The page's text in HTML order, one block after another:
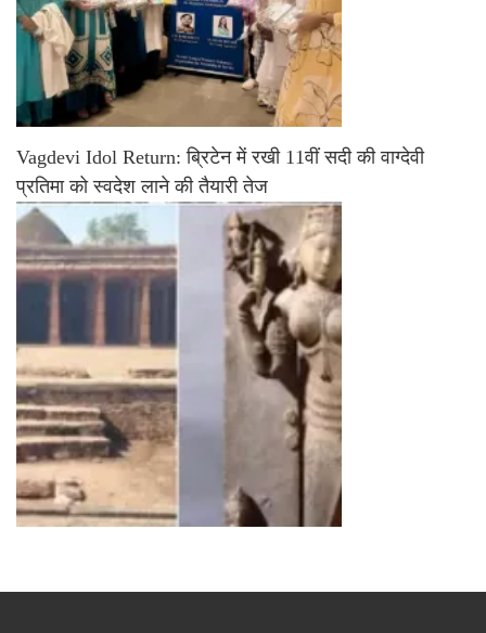
Vagdevi Idol Return: ब्रिटेन में रखी 11वीं सदी की वाग्देवी
प्रतिमा को स्वदेश लाने की तैयारी तेज